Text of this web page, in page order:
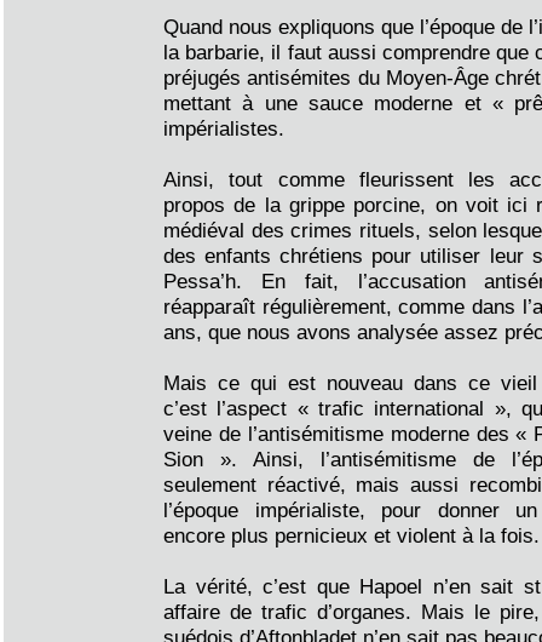
Quand nous expliquons que l’époque de
la barbarie, il faut aussi comprendre
préjugés antisémites du Moyen-Âge
mettant à une sauce moderne et «
impérialistes.
Ainsi, tout comme fleurissent les
propos de la grippe porcine, on voit ici
médiéval des crimes rituels, selon
des enfants chrétiens pour utiliser leur
Pessa’h. En fait, l’accusation
réapparaît régulièrement, comme dans
ans, que nous avons analysée assez
Mais ce qui est nouveau dans ce vieil
c’est l’aspect « trafic international »,
veine de l’antisémitisme moderne des «
Sion ». Ainsi, l’antisémitisme de
seulement réactivé, mais aussi
l’époque impérialiste, pour donner
encore plus pernicieux et violent à la fois.
La vérité, c’est que Hapoel n’en sait
affaire de trafic d’organes. Mais le
suédois d’Aftonbladet n’en sait pas